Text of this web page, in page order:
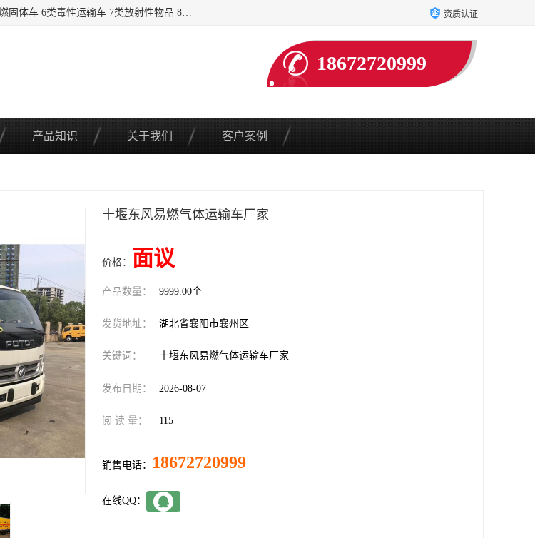
提供1——9类危险品运输车辆： 1类炸药雷管车 2类易燃气瓶车 3类易燃液体车 4类易燃固体车 6类毒性运输车 7类放射性物品 8类腐蚀性物品 9类杂项类物品 各类底盘，品种齐全。厂家直供，品质保证。 公告品种环保齐全，上牌无忧。 全国可送货上门，可分期，可*，可包牌。 详情可咨询: *（微信同号） 资质认证
18672720999
产品知识 关于我们 客户案例
十堰东风易燃气体运输车厂家
价格： 面议
产品数量： 9999.00个
发货地址： 湖北省襄阳市襄州区
关键词： 十堰东风易燃气体运输车厂家
发布日期： 2026-08-07
阅 读 量： 115
销售电话： 18672720999
在线QQ：